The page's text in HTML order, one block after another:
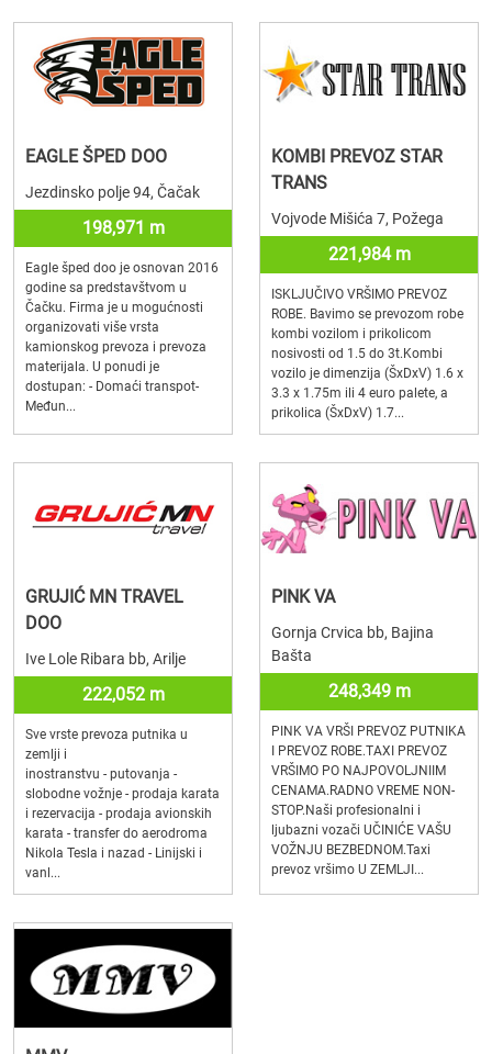
EAGLE ŠPED DOO
Jezdinsko polje 94, Čačak
198,971 m
Eagle šped doo je osnovan 2016
godine sa predstavštvom u
Čačku. Firma je u mogućnosti
organizovati više vrsta
kamionskog prevoza i prevoza
materijala. U ponudi je
dostupan: - Domaći transpot-
Međun...
KOMBI PREVOZ STAR
TRANS
Vojvode Mišića 7, Požega
221,984 m
ISKLJUČIVO VRŠIMO PREVOZ
ROBE. Bavimo se prevozom robe
kombi vozilom i prikolicom
nosivosti od 1.5 do 3t.Kombi
vozilo je dimenzija (ŠxDxV) 1.6 x
3.3 x 1.75m ili 4 euro palete, a
prikolica (ŠxDxV) 1.7...
GRUJIĆ MN TRAVEL
DOO
Ive Lole Ribara bb, Arilje
222,052 m
Sve vrste prevoza putnika u
zemlji i
inostranstvu - putovanja -
slobodne vožnje - prodaja karata
i rezervacija - prodaja avionskih
karata - transfer do aerodroma
Nikola Tesla i nazad - Linijski i
vanl...
PINK VA
Gornja Crvica bb, Bajina
Bašta
248,349 m
PINK VA VRŠI PREVOZ PUTNIKA
I PREVOZ ROBE.TAXI PREVOZ
VRŠIMO PO NAJPOVOLJNIIM
CENAMA.RADNO VREME NON-
STOP.Naši profesionalni i
ljubazni vozači UČINIĆE VAŠU
VOŽNJU BEZBEDNOM.Taxi
prevoz vršimo U ZEMLJI...